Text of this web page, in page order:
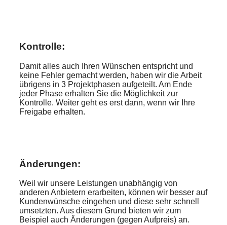
Kontrolle:
Damit alles auch Ihren Wünschen entspricht und
keine Fehler gemacht werden, haben wir die Arbeit
übrigens in 3 Projektphasen aufgeteilt. Am Ende
jeder Phase erhalten Sie die Möglichkeit zur
Kontrolle. Weiter geht es erst dann, wenn wir Ihre
Freigabe erhalten.
Änderungen:
Weil wir unsere Leistungen unabhängig von
anderen Anbietern erarbeiten, können wir besser auf
Kundenwünsche eingehen und diese sehr schnell
umsetzten. Aus diesem Grund bieten wir zum
Beispiel auch Änderungen (gegen Aufpreis) an.